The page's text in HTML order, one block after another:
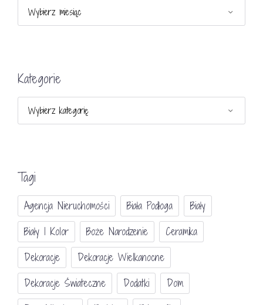
Kategorie
Tagi
Agencja Nieruchomości Biała Podłoga
Biały
Biały I Kolor
Boże Narodzenie
Ceramika
Dekoracje
Dekoracje Wielkanocne
Dekoracje Świateczne
Dodatki
Dom